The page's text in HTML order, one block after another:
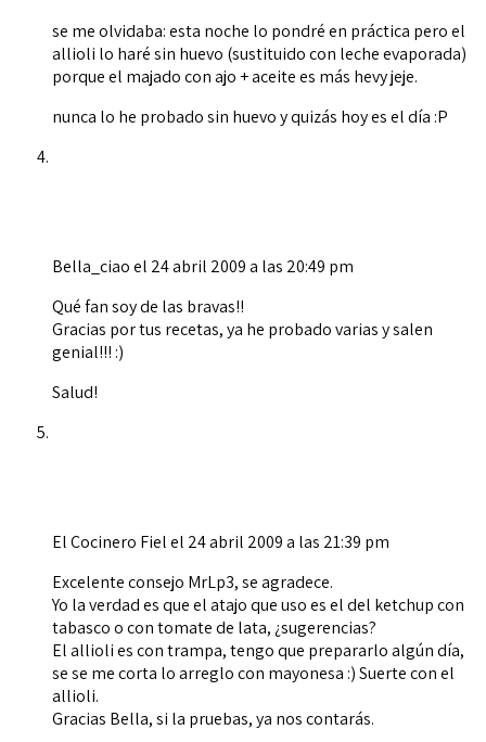
se me olvidaba: esta noche lo pondré en práctica pero el
allioli lo haré sin huevo (sustituido con leche evaporada)
porque el majado con ajo + aceite es más hevy jeje.
nunca lo he probado sin huevo y quizás hoy es el día :P
Bella_ciaoel 24 abril 2009 a las 20:49 pm
Qué fan soy de las bravas!!
Gracias por tus recetas, ya he probado varias y salen
genial!!! :)
Salud!
El Cocinero Fielel 24 abril 2009 a las 21:39 pm
Excelente consejo MrLp3, se agradece.
Yo la verdad es que el atajo que uso es el del ketchup con
tabasco o con tomate de lata, ¿sugerencias?
El allioli es con trampa, tengo que prepararlo algún día,
se se me corta lo arreglo con mayonesa :) Suerte con el
allioli.
Gracias Bella, si la pruebas, ya nos contarás.